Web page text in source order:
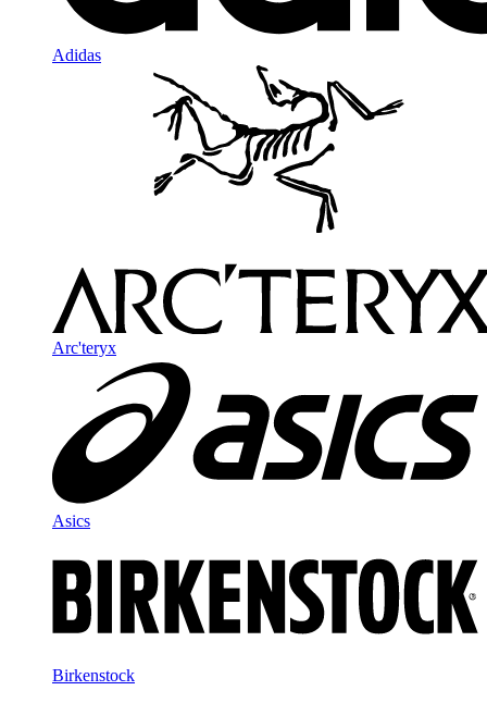
Adidas
Arc'teryx
Asics
Birkenstock